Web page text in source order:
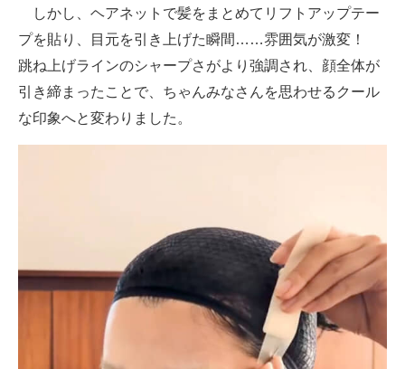
しかし、ヘアネットで髪をまとめてリフトアップテー
プを貼り、目元を引き上げた瞬間……雰囲気が激変！
跳ね上げラインのシャープさがより強調され、顔全体が
引き締まったことで、ちゃんみなさんを思わせるクール
な印象へと変わりました。